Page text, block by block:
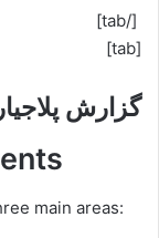
[/tab]
[tab]
گزارش
main areas: